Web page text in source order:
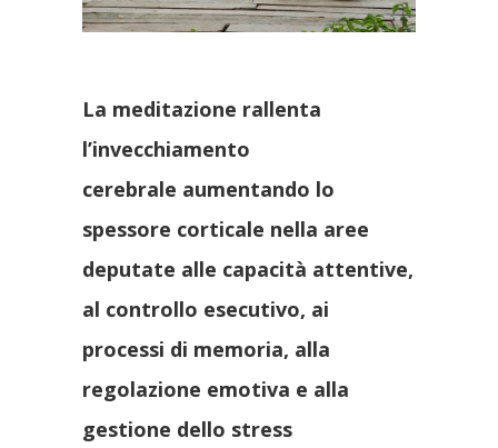
La meditazione rallenta
l’invecchiamento
cerebrale aumentando lo
spessore corticale nella aree
deputate alle capacità attentive,
al controllo esecutivo, ai
processi di memoria, alla
regolazione emotiva e alla
gestione dello stress